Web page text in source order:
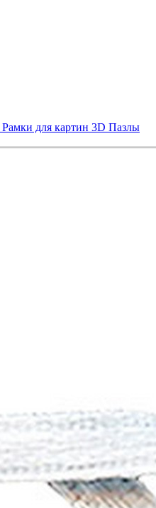
Рамки для картин 3D Пазлы